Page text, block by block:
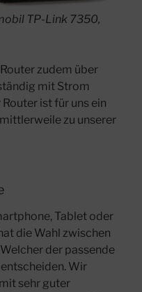
TP-Link 7350,
zudem über
mit Strom
ist für uns ein
zu unserer
Tablet oder
die Wahl zwischen
der passende
Wir
sehr guter